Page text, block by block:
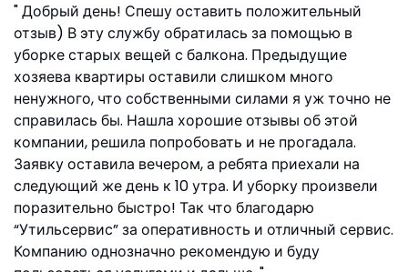
Добрый день! Спешу оставить положительный
отзыв) В эту службу обратилась за помощью в
уборке старых вещей с балкона. Предыдущие
хозяева квартиры оставили слишком много
ненужного, что собственными силами я уж точно не
справилась бы. Нашла хорошие отзывы об этой
компании, решила попробовать и не прогадала.
Заявку оставила вечером, а ребята приехали на
следующий же день к 10 утра. И уборку произвели
поразительно быстро! Так что благодарю
“Утильсервис” за оперативность и отличный сервис.
Компанию однозначно рекомендую и буду